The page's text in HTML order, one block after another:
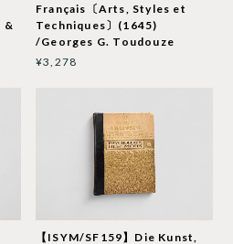
&
Français〔Arts, Styles et
Techniques〕(1645)
/Georges G. Toudouze
¥3,278
【ISYM/SF159】Die Kunst,